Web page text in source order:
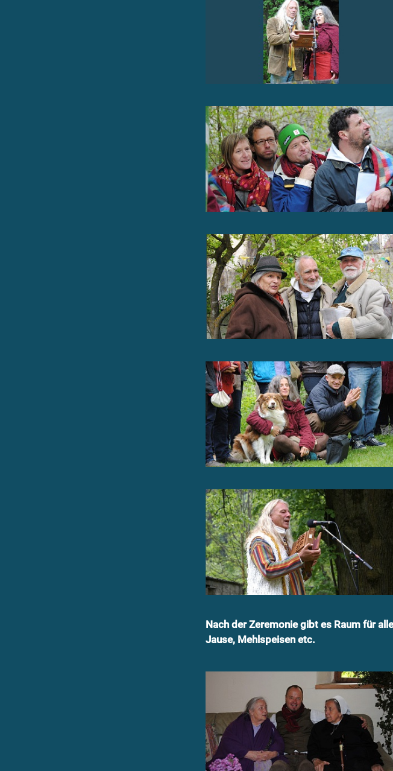
Nach der Zeremonie gibt es Raum für
Jause, Mehlspeisen etc.